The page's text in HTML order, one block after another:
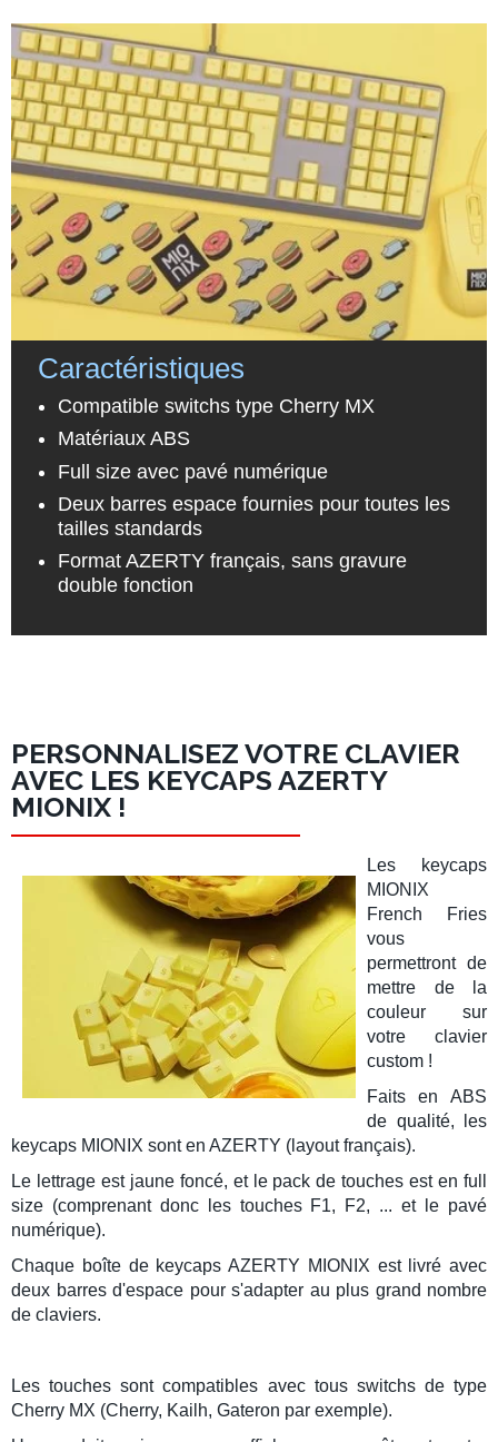
Caractéristiques
Compatible switchs type Cherry MX
Matériaux ABS
Full size avec pavé numérique
Deux barres espace fournies pour toutes les
tailles standards
Format AZERTY français, sans gravure
double fonction
PERSONNALISEZ VOTRE CLAVIER
AVEC LES KEYCAPS AZERTY
MIONIX !
Les
keycaps
MIONIX
French Fries
vous
permettront de
mettre de la
couleur sur
votre clavier
custom !
Faits en ABS
de qualité, les
keycaps MIONIX sont en AZERTY (layout français).
Le lettrage est jaune foncé, et le pack de touches est en full
size (comprenant donc les touches F1, F2, ... et le pavé
numérique).
Chaque boîte de keycaps AZERTY MIONIX est livré avec
deux barres d'espace pour s'adapter au plus grand nombre
de claviers.
Les touches sont compatibles avec tous switchsde type
Cherry MX (Cherry, Kailh, Gateron par exemple).